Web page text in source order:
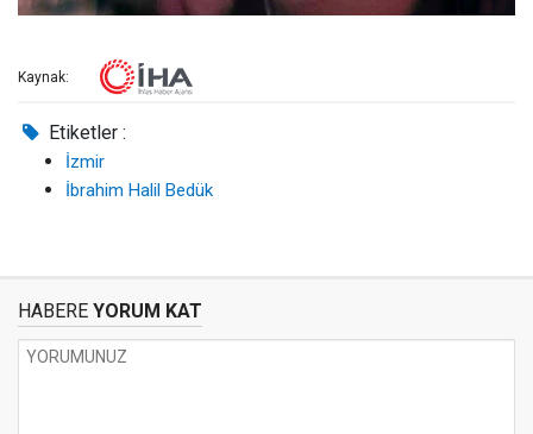
Kaynak:
Etiketler :
İzmir
İbrahim Halil Bedük
HABERE YORUM KAT